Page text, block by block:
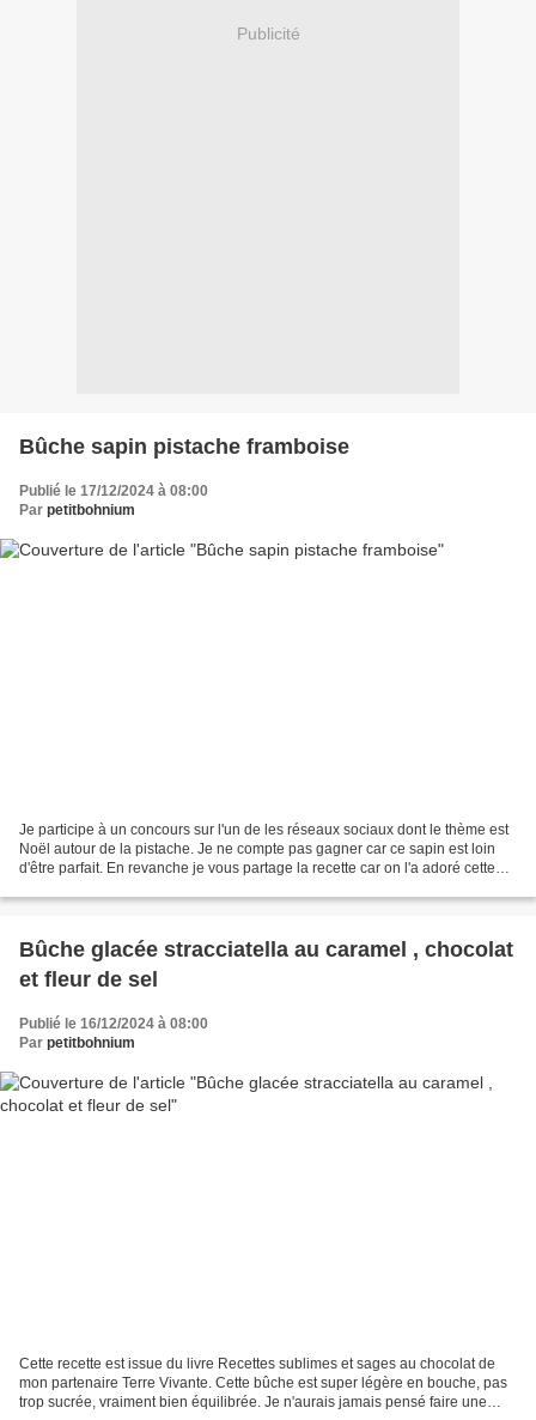
Publicité
Bûche sapin pistache framboise
Publié le 17/12/2024 à 08:00
Par petitbohnium
Je participe à un concours sur l'un de les réseaux sociaux dont le thème est
Noël autour de la pistache. Je ne compte pas gagner car ce sapin est loin
d'être parfait. En revanche je vous partage la recette car on l'a adoré cette
Bûche glacée stracciatella au caramel , chocolat
et fleur de sel
Publié le 16/12/2024 à 08:00
Par petitbohnium
Cette recette est issue du livre Recettes sublimes et sages au chocolat de
mon partenaire Terre Vivante. Cette bûche est super légère en bouche, pas
trop sucrée, vraiment bien équilibrée. Je n'aurais jamais pensé faire une